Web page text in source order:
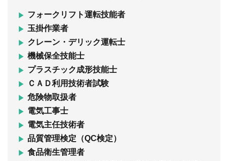
フォークリフト運転技能者
玉掛作業者
クレーン・デリック運転士
機械保全技能士
プラスチック成形技能士
ＣＡＤ利用技術者試験
危険物取扱者
電気工事士
電気主任技術者
品質管理検定（QC検定）
食品衛生管理者